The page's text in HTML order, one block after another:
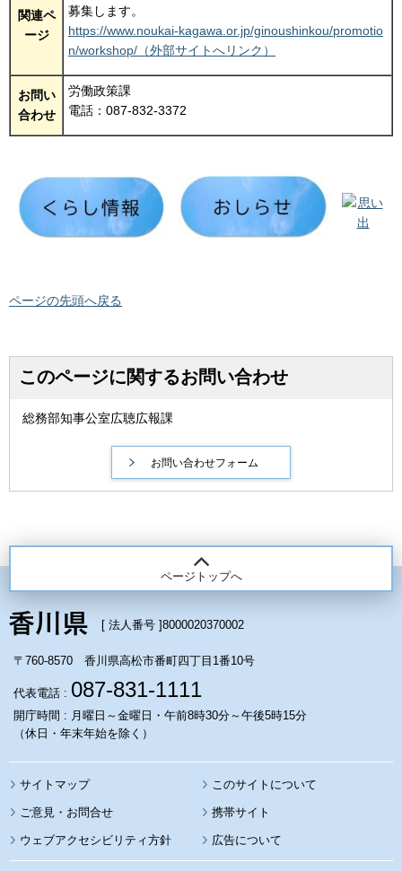
関連ペ
ージ
募集します。
https://www.noukai-kagawa.or.jp/ginoushinkou/promotio
n/workshop/（外部サイトへリンク）
お問い
合わせ
労働政策課
電話：087-832-3372
ページの先頭へ戻る
このページに関するお問い合わせ
総務部知事公室広聴広報課
ページトップへ
[ 法人番号 ]8000020370002
〒760-8570 香川県高松市番町四丁目1番10号
代表電話 : 087-831-1111
開庁時間 : 月曜日～金曜日・午前8時30分～午後5時15分
（休日・年末年始を除く）
サイトマップ このサイトについて
携帯サイト
ウェブアクセシビリティ方針 広告について